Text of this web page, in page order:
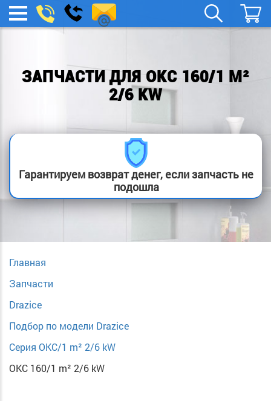
МЕНЮ
boylera@yandex.ru
Заказать
звонок
ЗАПЧАСТИ ДЛЯ OKC 160/1 M²
2/6 KW
Гарантируем возврат денег, если запчасть не
подошла
Главная
Запчасти
Drazice
Подбор по модели Drazice
Серия OKC/1 m² 2/6 kW
OKC 160/1 m² 2/6 kW